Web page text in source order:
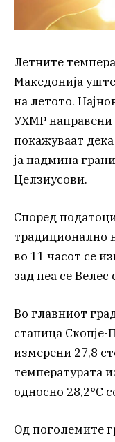
Летните
Македонија
на летото.
УХМР направени
покажуваат
ја надмина
Целзиусови.
Според
традиционално
во 11 часот се
зад неа се Велес
Во главниот
станица Скопје-
измерени 27,8
температурата
односно 28,2°C
Од поголемите